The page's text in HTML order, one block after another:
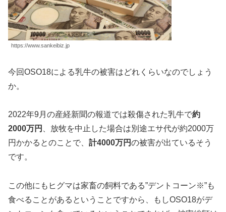
https://www.sankeibiz.jp
今回OSO18による乳牛の被害はどれくらいなのでしょう
か。
2022年9月の産経新聞の報道では殺傷された乳牛で約
2000万円
、放牧を中止した場合は別途エサ代が約2000万
円かかるとのことで、 計4000万円の被害が出ているそう
です。
この他にもヒグマは家畜の飼料である”デントコーン※”も
食べることがあるということですから、もしOSO18がデ